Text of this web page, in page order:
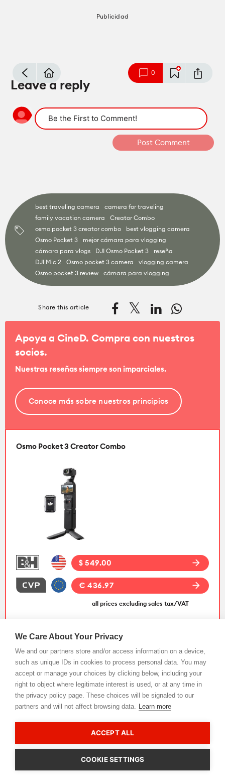
mode_comment 0
Publicidad
Leave a reply
best traveling camera
camera for traveling
family vacation camera
Creator Combo
osmo pocket 3 creator combo
best vlogging camera
Osmo Pocket 3
mejor cámara para vlogging
cámara para vlogs
DJI Osmo Pocket 3
reseña
DJI Mic 2
Osmo pocket 3 camera
vlogging camera
Osmo pocket 3 review
cámara para vlogging
Share this article
Apoya a CineD. Compra con nuestros
socios.
Nuestras reseñas siempre son imparciales.
Conoce más sobre nuestros principios
Osmo Pocket 3 Creator Combo
$ 549.00 arrow_forward
€ 436.97 arrow_forward
all prices excluding sales tax/VAT
Osmo Pocket 3
CookieHub - Development mode
We Care About Your Privacy
We and our partners store and/or access information on a device,
such as unique IDs in cookies to process personal data. You may
accept or manage your choices by clicking below, including your
right to object where legitimate interest is used, or at any time in
the privacy policy page. These choices will be signaled to our
partners and will not affect browsing data. Learn more
ACCEPT ALL
COOKIE SETTINGS